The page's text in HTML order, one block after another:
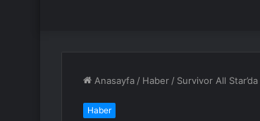
Anasayfa / Haber / Survivor All
Haber